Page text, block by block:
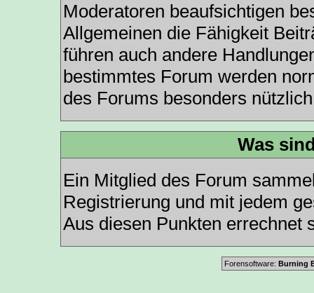
Moderatoren beaufsichtigen
Allgemeinen die Fähigkeit
führen auch andere
bestimmtes Forum werden
des Forums besonders
Was
Ein Mitglied des Forum
Registrierung und mit jedem
Aus diesen Punkten errechnet
Forensoftware: Burning